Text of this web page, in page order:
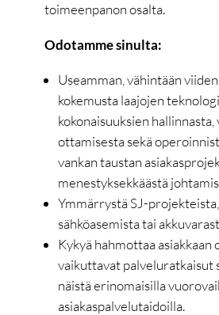
toimeenpanon osalta.
Odotamme sinulta:
Useamman, vähintään
kokemusta laajojen
kokonaisuuksien hallinnasta,
ottamisesta sekä
vankan taustan
menestyksekkäästä
Ymmärrystä SJ-
sähköasemista tai
Kykyä hahmottaa asiakkaan
vaikuttavat palveluratkaisut
näistä erinomaisilla
asiakaspalvelutaidoilla.